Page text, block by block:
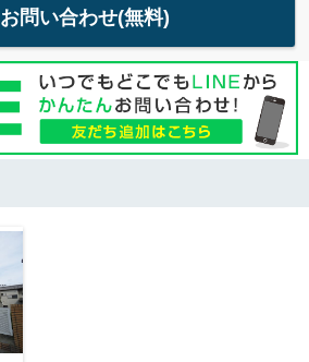
お問い合わせ(無料)